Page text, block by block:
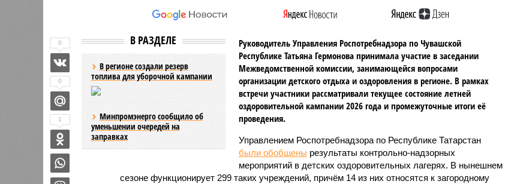
В РАЗДЕЛЕ
В регионе создали резерв
топлива для уборочной кампании
Минпромэнерго сообщило об
уменьшении очередей на
заправках
Руководитель Управления Роспотребнадзора по Чувашской
Республике Татьяна Гермонова принимала участие в заседании
Межведомственной комиссии, занимающейся вопросами
организации детского отдыха и оздоровления в регионе. В рамках
встречи участники рассматривали текущее состояние летней
оздоровительной кампании 2026 года и промежуточные итоги её
проведения.
Управлением Роспотребнадзора по Республике Татарстан
были обобщены результаты контрольно-надзорных
мероприятий в детских оздоровительных лагерях. В нынешнем
сезоне функционирует 299 таких учреждений, причём 14 из них относятся к загородному
0
0
1